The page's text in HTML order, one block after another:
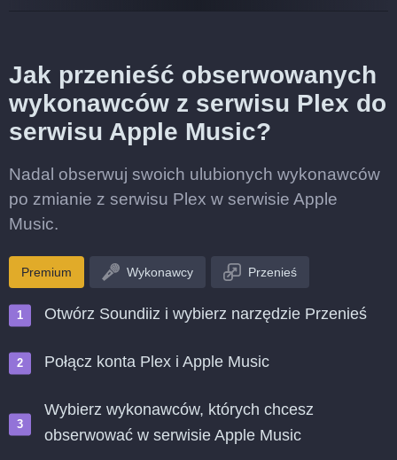
Jak przenieść obserwowanych
wykonawców z serwisu Plex do
serwisu Apple Music?
Nadal obserwuj swoich ulubionych wykonawców
po zmianie z serwisu Plex w serwisie Apple
Music.
Premium Wykonawcy Przenieś
Otwórz Soundiiz i wybierz narzędzie Przenieś
Połącz konta Plex i Apple Music
Wybierz wykonawców, których chcesz
obserwować w serwisie Apple Music